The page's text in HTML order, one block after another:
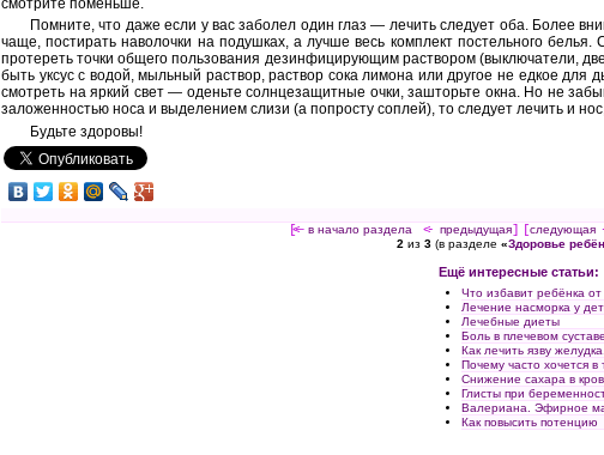
Помните, что даже если у вас заболел один глаз — лечить следует оба. Более
чаще, постирать наволочки на подушках, а лучше весь комплект постельного
протереть точки общего пользования дезинфицирующим раствором (выключатели,
быть уксус с водой, мыльный раствор, раствор сока лимона или другое не едкое
смотреть на яркий свет — оденьте солнцезащитные очки, зашторьте окна. Но не
заложенностью носа и выделением слизи (а попросту соплей), то следует лечить и
Будьте здоровы!
[<— в начало раздела <- предыдущая] [ следующая
2 из 3 (в разделе «Здоровье
Ещё интересные статьи:
Что избавит ребёнка
Лечение насморка у
Лечебные диеты
Боль в плечевом
Как лечить язву
Почему часто хочется в
Снижение сахара в
Глисты при
Валериана. Эфирное
Как повысить потенцию